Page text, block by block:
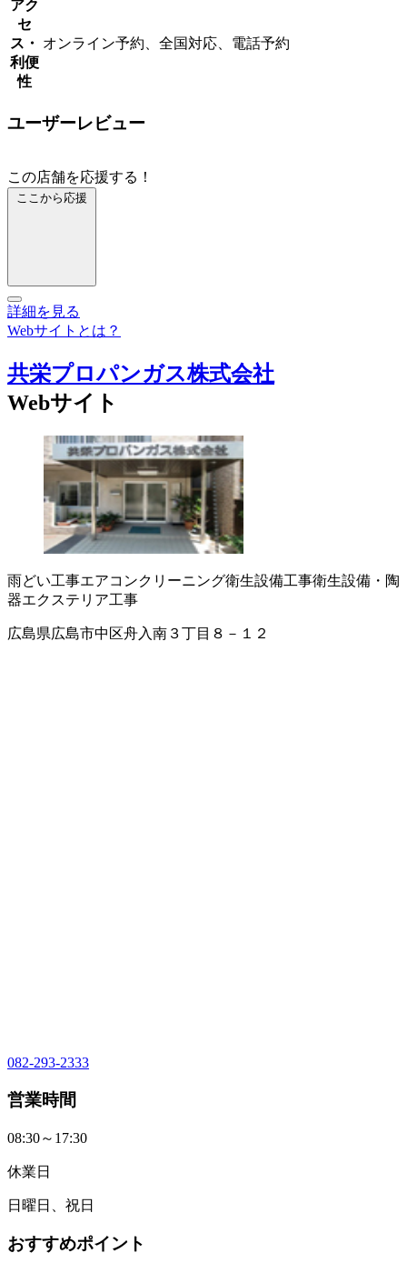
アク
セ
ス・
利便
性
オンライン予約、全国対応、電話予約
ユーザーレビュー
この店舗を応援する！
ここから応援
詳細を見る
Webサイトとは？
共栄プロパンガス株式会社
Webサイト
雨どい工事エアコンクリーニング衛生設備工事衛生設備・陶
器エクステリア工事
広島県広島市中区舟入南３丁目８－１２
082-293-2333
営業時間
08:30～17:30
休業日
日曜日、祝日
おすすめポイント